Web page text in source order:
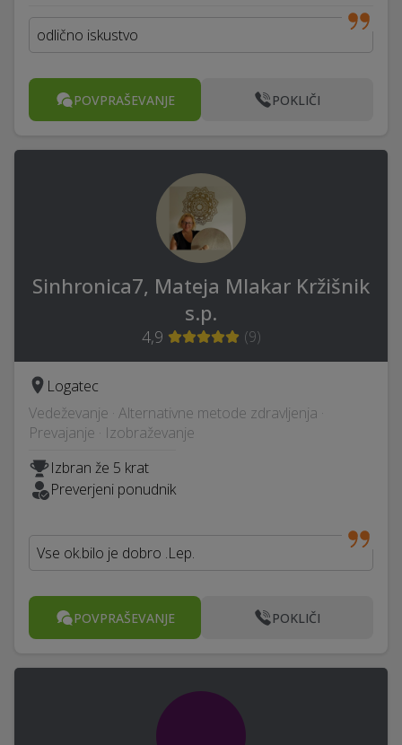
odlično iskustvo
POVPRAŠEVANJE POKLIČI
Sinhronica7, Mateja Mlakar Kržišnik
s.p.
4,9 (9)
Logatec
Vedeževanje · Alternativne metode zdravljenja ·
Prevajanje · Izobraževanje
Izbran že 5 krat
Preverjeni ponudnik
Vse ok.bilo je dobro .Lep.
POVPRAŠEVANJE POKLIČI